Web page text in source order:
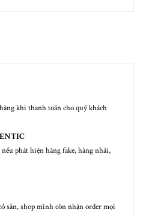
khi thanh toán cho quý khách
phát hiện hàng fake, hàng nhái,
sẵn, shop mình còn nhận order mọi